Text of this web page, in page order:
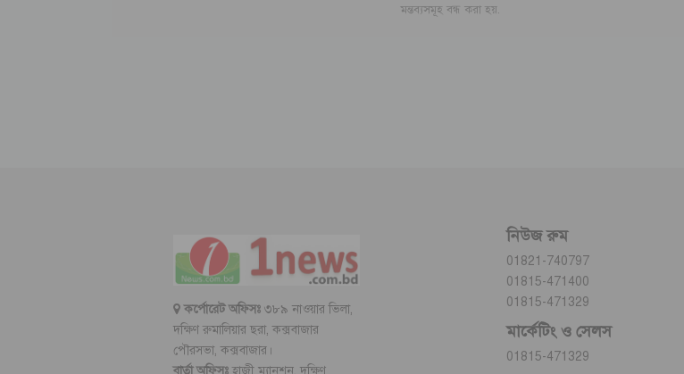
মন্তব্যসমূহ বন্ধ করা হয়.
কর্পোরেট অফিসঃ ৩৮৯ নাওয়ার ভিলা,
দক্ষিণ রুমালিয়ার ছরা, কক্সবাজার
পৌরসভা, কক্সবাজার।
বার্তা অফিসঃহাজী ম্যানশন, দক্ষিণ
নিউজ রুম
01821-740797
01815-471400
01815-471329
মার্কেটিং ও সেলস
01815-471329